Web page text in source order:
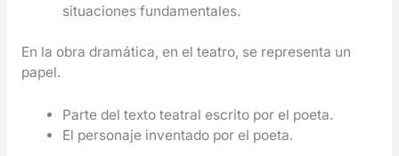
situaciones fundamentales.
En la obra dramática, en el teatro, se representa un
papel.
Parte del texto teatral escrito por el poeta.
El personaje inventado por el poeta.